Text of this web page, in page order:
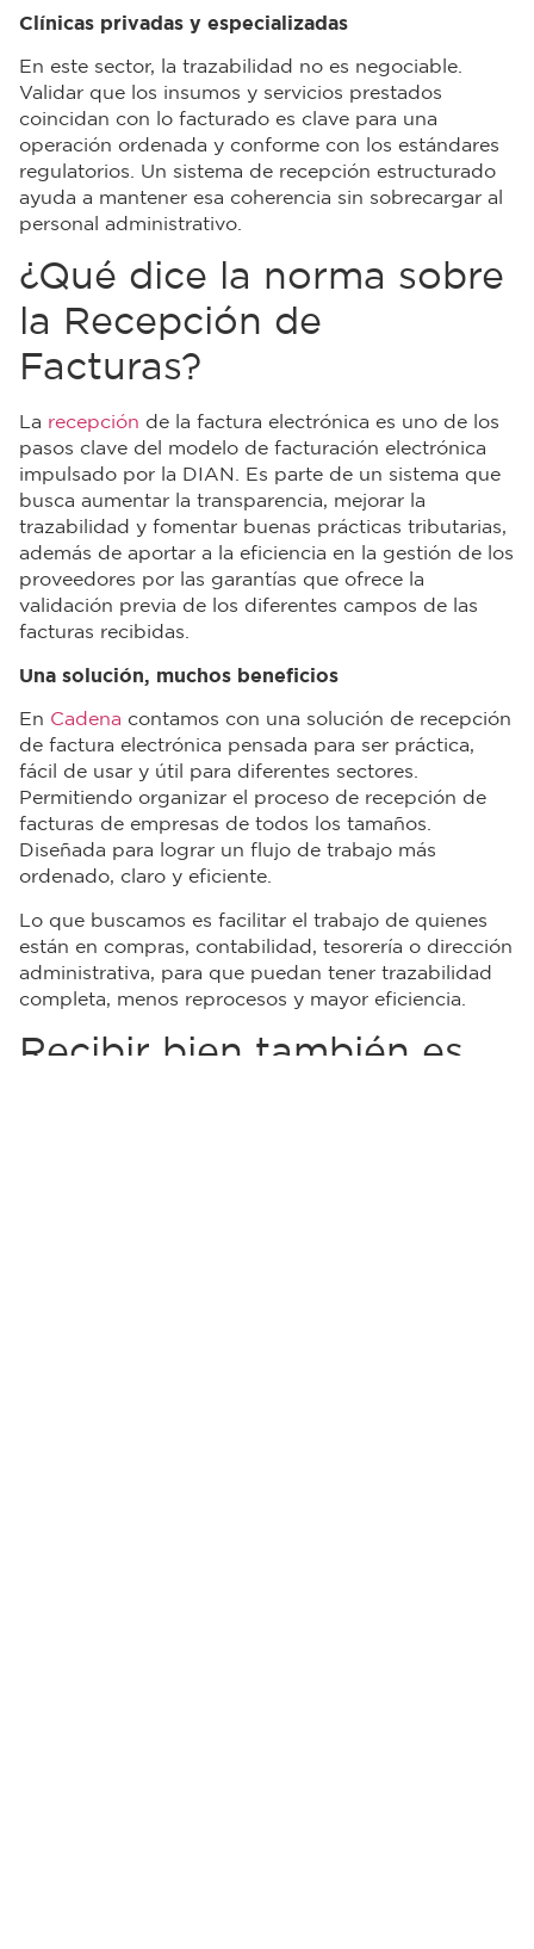
Clínicas privadas y especializadas
En este sector, la trazabilidad no es negociable.
Validar que los insumos y servicios prestados
coincidan con lo facturado es clave para una
operación ordenada y conforme con los estándares
regulatorios. Un sistema de recepción estructurado
ayuda a mantener esa coherencia sin sobrecargar al
personal administrativo.
¿Qué dice la norma sobre
la Recepción de
Facturas?
La recepción de la factura electrónica es uno de los
pasos clave del modelo de facturación electrónica
impulsado por la DIAN. Es parte de un sistema que
busca aumentar la transparencia, mejorar la
trazabilidad y fomentar buenas prácticas tributarias,
además de aportar a la eficiencia en la gestión de los
proveedores por las garantías que ofrece la
validación previa de los diferentes campos de las
facturas recibidas.
Una solución, muchos beneficios
En Cadena contamos con una solución de recepción
de factura electrónica pensada para ser práctica,
fácil de usar y útil para diferentes sectores.
Permitiendo organizar el proceso de recepción de
facturas de empresas de todos los tamaños.
Diseñada para lograr un flujo de trabajo más
ordenado, claro y eficiente.
Lo que buscamos es facilitar el trabajo de quienes
están en compras, contabilidad, tesorería o dirección
administrativa, para que puedan tener trazabilidad
completa, menos reprocesos y mayor eficiencia.
Recibir bien también es